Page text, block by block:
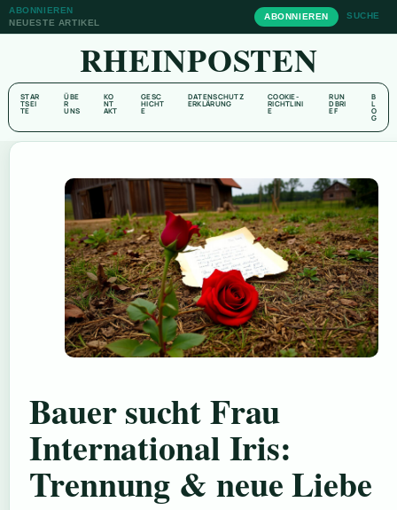
ABONNIEREN
NEUESTE ARTIKEL
ABONNIEREN SUCHE
RHEINPOSTEN
STAR
TSEI
TE
ÜBE
R
UNS
KO
NT
AKT
GESC
HICHT
E
DATENSCHUTZ
ERKLÄRUNG
COOKIE-
RICHTLINI
E
RUN
DBRI
EF
B
L
O
G
Bauer sucht Frau
International Iris:
Trennung & neue Liebe